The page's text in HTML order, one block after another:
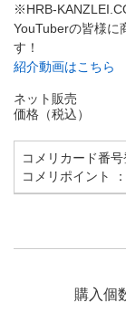
※HRB-
YouTuberの皆様に
す！
紹介動画はこちら
ネット販売
価格（税込）
コメリカード番
コメリポイント ：
購入個